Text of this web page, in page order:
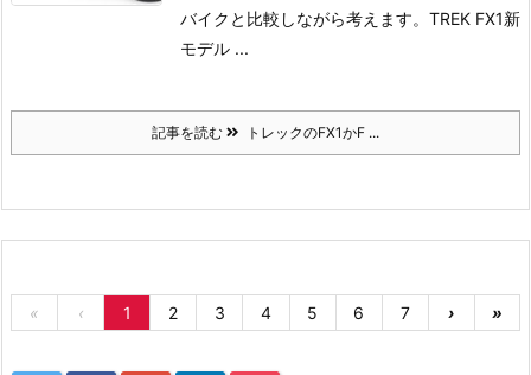
バイクと比較しながら考えます。 TREK FX1新
モデル ...
記事を読む トレックのFX1かF ...
« ‹ 1 2 3 4 5 6 7 › »